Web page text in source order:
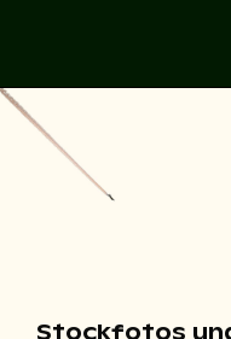
Stockfotos